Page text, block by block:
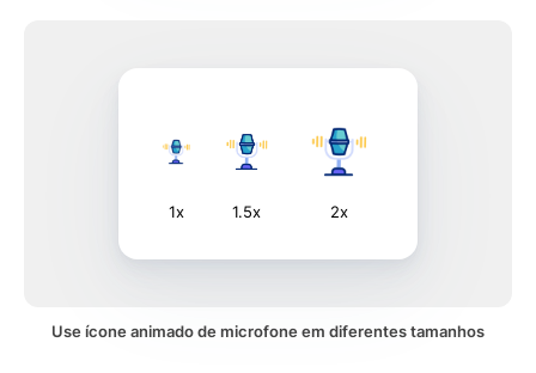
1x 1.5x 2x
Use ícone animado de microfone em diferentes tamanhos